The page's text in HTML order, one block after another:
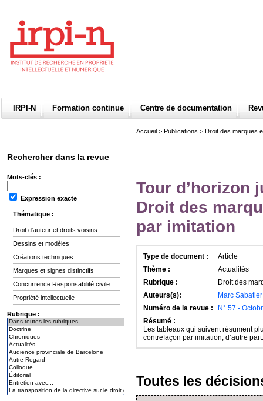
IRPI-N Formation continue Centre de documentation
Rechercher dans la revue
Mots-clés :
Expression exacte
Thématique :
Droit d'auteur et droits voisins
Dessins et modèles
Créations techniques
Marques et signes distinctifs
Concurrence Responsabilité civile
Propriété intellectuelle
Rubrique :
Accueil > Publications > Droit des marques
Tour d’horizon
Droit des
par imitation
Type de document :
Article
Thème :
Actualités
Rubrique :
Droit des
Auteurs(s):
Marc Sabatier
Numéro de la revue :
N° 57 -
Résumé :
Les tableaux qui suivent résument
contrefaçon par imitation, d’autre part.
Toutes les